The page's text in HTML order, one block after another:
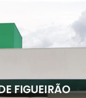
FIGUEIRÃO